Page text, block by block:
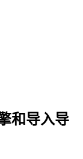
和导入导